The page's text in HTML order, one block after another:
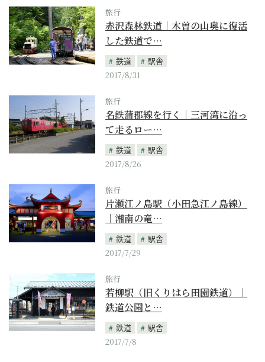
旅行
赤沢森林鉄道｜木曽の山奥に復活
した鉄道で…
鉄道
駅舎
2017/8/31
旅行
名鉄蒲郡線を行く｜三河湾に沿っ
て走るロー…
鉄道
駅舎
2017/8/26
旅行
片瀬江ノ島駅（小田急江ノ島線）
｜湘南の竜…
鉄道
駅舎
2017/7/29
旅行
若柳駅（旧くりはら田園鉄道）｜
鉄道公園と…
鉄道
駅舎
2017/7/8